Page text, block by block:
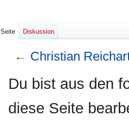
← Christian
Zur
Navigation
Zur
Suche
Du bist aus den
diese Seite
Seite Diskussion